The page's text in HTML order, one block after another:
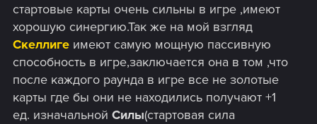
стартовые карты очень сильны в игре ,имеют
хорошую синергию.Так же на мой взгляд
Скеллиге имеют самую мощную пассивную
способность в игре,заключается она в том ,что
после каждого раунда в игре все не золотые
карты где бы они не находились получают +1
ед. изначальной Силы(стартовая сила